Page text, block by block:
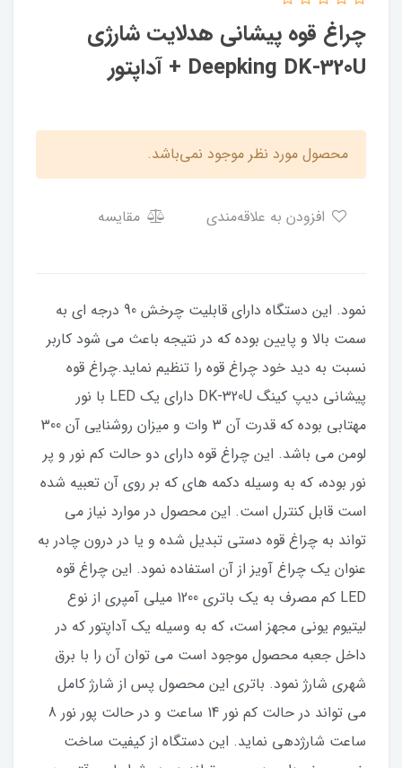
چراغ قوه پیشانی هدلایت شارژی
Deepking DK-320U + آداپتور
محصول مورد نظر موجود نمی‌باشد.
مقایسه
نمود. این دستگاه دارای قابلیت چرخش 90 درجه ای به
سمت بالا و پایین بوده که در نتیجه باعث می شود کاربر
نسبت به دید خود چراغ قوه را تنظیم نماید.چراغ قوه
پیشانی دیپ کینگ DK-320U دارای یک LED با نور
مهتابی بوده که قدرت آن 3 وات و میزان روشنایی آن 300
لومن می باشد. این چراغ قوه دارای دو حالت کم نور و پر
نور بوده، که به وسیله دکمه های که بر روی آن تعبیه شده
است قابل کنترل است. این محصول در موارد نیاز می
تواند به چراغ قوه دستی تبدیل شده و یا در درون چادر به
عنوان یک چراغ آویز از آن استفاده نمود. این چراغ قوه
LED کم مصرف به یک باتری 1200 میلی آمپری از نوع
لیتیوم یونی مجهز است، که به وسیله یک آداپتور که در
داخل جعبه محصول موجود است می توان آن را با برق
شهری شارژ نمود. باتری این محصول پس از شارژ کامل
می تواند در حالت کم نور 14 ساعت و در حالت پور نور 8
ساعت شارژدهی نماید. این دستگاه از کیفیت ساخت